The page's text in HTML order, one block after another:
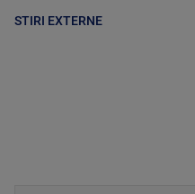
STIRI EXTERNE